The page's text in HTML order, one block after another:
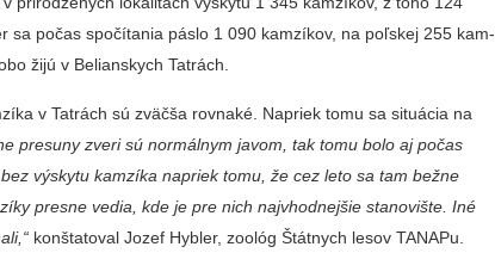
sa počas spočítania páslo 1 090 kam­zíkov, na poľskej 255 kam­
žijú v Belianskych Tatrách.
v Tatrách sú zväčša rovnaké. Napriek tomu sa situácia na
presuny zveri sú normálnym javom, tak tomu bolo aj počas
výskytu kamzíka na­priek tomu, že cez leto sa tam bežne
presne vedia, kde je pre nich najvhodnejšie stanovište. Iné
kon­štatoval Jozef Hybler, zoológ Štátnych lesov TANAPu.